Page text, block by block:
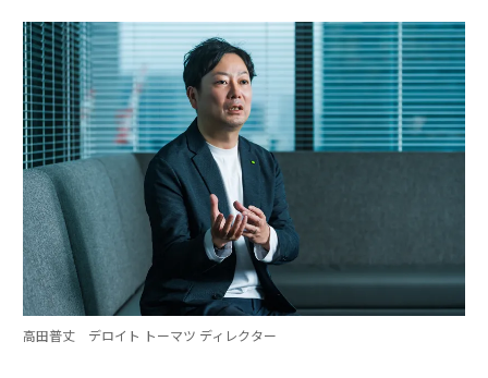
高田普丈 デロイト トーマツ ディレクター